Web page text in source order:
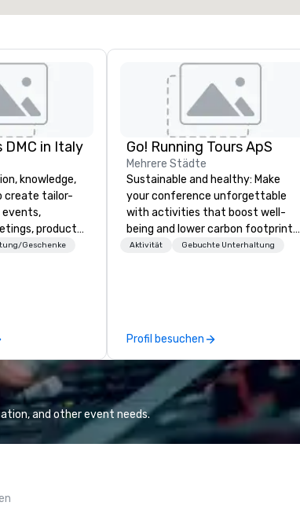
DMC in Italy
knowledge,
create tailor-
events,
product
travel
Clients. Based
Geschenke
Go! Running Tours ApS
Mehrere Städte
Sustainable and healthy: Make
your conference unforgettable
with activities that boost well-
being and lower carbon footprints.
Explore the world on the run with
Aktivität Gebuchte Unterhaltung
Profil besuchen
and other event needs.